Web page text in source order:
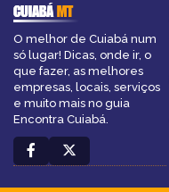
CUIABÁMT
O melhor de Cuiabá num
só lugar! Dicas, onde ir, o
que fazer, as melhores
empresas, locais, serviços
e muito mais no guia
Encontra Cuiabá.